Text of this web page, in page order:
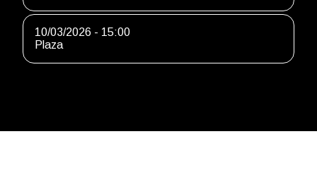
10/03/2026 - 15:00
Plaza